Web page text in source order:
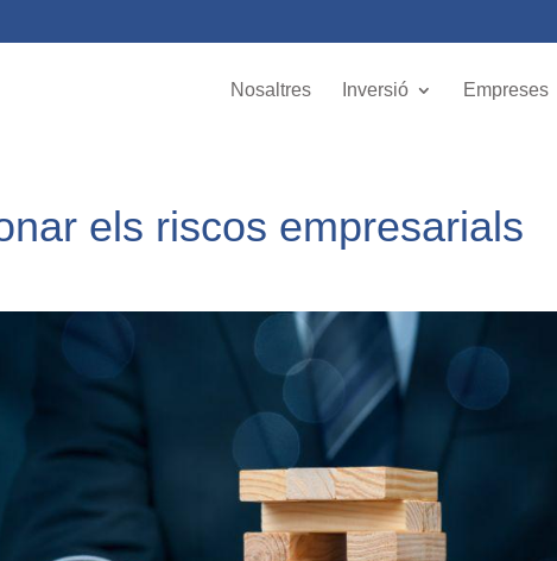
Nosaltres Inversió Empreses
els riscos empresarials